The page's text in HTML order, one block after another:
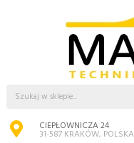
CIEPŁOWNICZA 24
31-587 KRAKÓW, POLSKA